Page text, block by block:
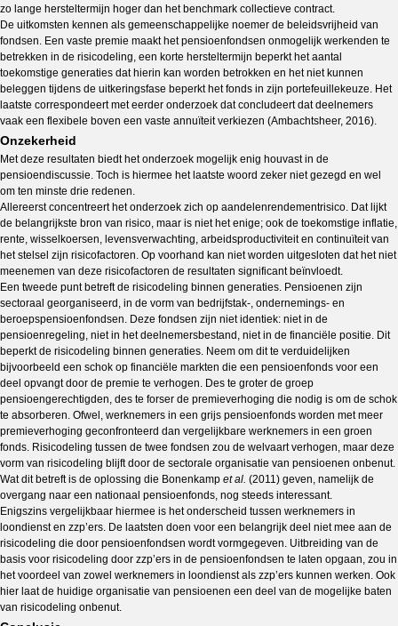
zo lange hersteltermijn hoger dan het benchmark collectieve contract.
De uitkomsten kennen als gemeenschappelijke noemer de beleidsvrijheid van
fondsen. Een vaste premie maakt het pensioenfondsen onmogelijk werkenden te
betrekken in de risicodeling, een korte hersteltermijn beperkt het aantal
toekomstige generaties dat hierin kan worden betrokken en het niet kunnen
beleggen tijdens de uitkeringsfase beperkt het fonds in zijn portefeuillekeuze. Het
laatste correspondeert met eerder onderzoek dat concludeert dat deelnemers
vaak een flexibele boven een vaste annuïteit verkiezen (Ambachtsheer, 2016).
Onzekerheid
Met deze resultaten biedt het onderzoek mogelijk enig houvast in de
pensioendiscussie. Toch is hiermee het laatste woord zeker niet gezegd en wel
om ten minste drie redenen.
Allereerst concentreert het onderzoek zich op aandelenrendementrisico. Dat lijkt
de belangrijkste bron van risico, maar is niet het enige; ook de toekomstige inflatie,
rente, wisselkoersen, levensverwachting, arbeidsproductiviteit en continuïteit van
het stelsel zijn risicofactoren. Op voorhand kan niet worden uitgesloten dat het niet
meenemen van deze risicofactoren de resultaten significant beïnvloedt.
Een tweede punt betreft de risicodeling binnen generaties. Pensioenen zijn
sectoraal georganiseerd, in de vorm van bedrijfstak-, ondernemings- en
beroepspensioenfondsen. Deze fondsen zijn niet identiek: niet in de
pensioenregeling, niet in het deelnemersbestand, niet in de financiële positie. Dit
beperkt de risicodeling binnen generaties. Neem om dit te verduidelijken
bijvoorbeeld een schok op financiële markten die een pensioenfonds voor een
deel opvangt door de premie te verhogen. Des te groter de groep
pensioengerechtigden, des te forser de premieverhoging die nodig is om de schok
te absorberen. Ofwel, werknemers in een grijs pensioenfonds worden met meer
premieverhoging geconfronteerd dan vergelijkbare werknemers in een groen
fonds. Risicodeling tussen de twee fondsen zou de welvaart verhogen, maar deze
vorm van risicodeling blijft door de sectorale organisatie van pensioenen onbenut.
Wat dit betreft is de oplossing die Bonenkamp et al. (2011) geven, namelijk de
overgang naar een nationaal pensioenfonds, nog steeds interessant.
Enigszins vergelijkbaar hiermee is het onderscheid tussen werknemers in
loondienst en zzp’ers. De laatsten doen voor een belangrijk deel niet mee aan de
risicodeling die door pensioenfondsen wordt vormgegeven. Uitbreiding van de
basis voor risicodeling door zzp’ers in de pensioenfondsen te laten opgaan, zou in
het voordeel van zowel werknemers in loondienst als zzp’ers kunnen werken. Ook
hier laat de huidige organisatie van pensioenen een deel van de mogelijke baten
van risicodeling onbenut.